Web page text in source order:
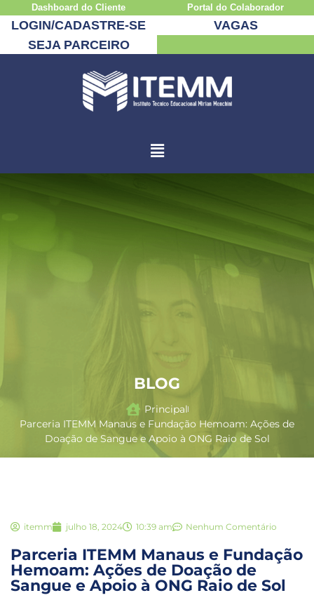
Dashboard do Cliente Portal do Colaborador
LOGIN/CADASTRE-SE
VAGAS
SEJA PARCEIRO
BLOG
Principal
Parceria ITEMM Manaus e Fundação Hemoam: Ações de
Doação de Sangue e Apoio à ONG Raio de Sol
itemm julho 18, 2024 10:39 am Nenhum Comentário
Parceria ITEMM Manaus e Fundação
Hemoam: Ações de Doação de
Sangue e Apoio à ONG Raio de Sol